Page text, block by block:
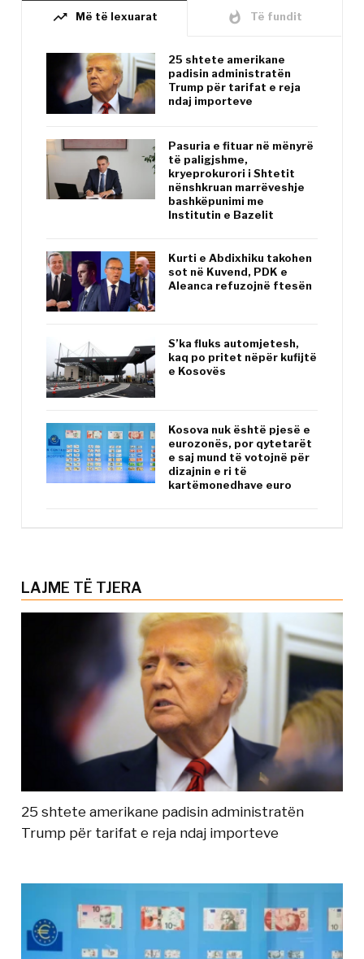
trending_up Më të lexuarat whatshot Të fundit
25 shtete amerikane
padisin administratën
Trump për tarifat e reja
ndaj importeve
Pasuria e fituar në mënyrë
të paligjshme,
kryeprokurori i Shtetit
nënshkruan marrëveshje
bashkëpunimi me
Institutin e Bazelit
Kurti e Abdixhiku takohen
sot në Kuvend, PDK e
Aleanca refuzojnë ftesën
S’ka fluks automjetesh,
kaq po pritet nëpër kufijtë
e Kosovës
Kosova nuk është pjesë e
eurozonës, por qytetarët
e saj mund të votojnë për
dizajnin e ri të
kartëmonedhave euro
LAJME TË TJERA
25 shtete amerikane padisin administratën
Trump për tarifat e reja ndaj importeve